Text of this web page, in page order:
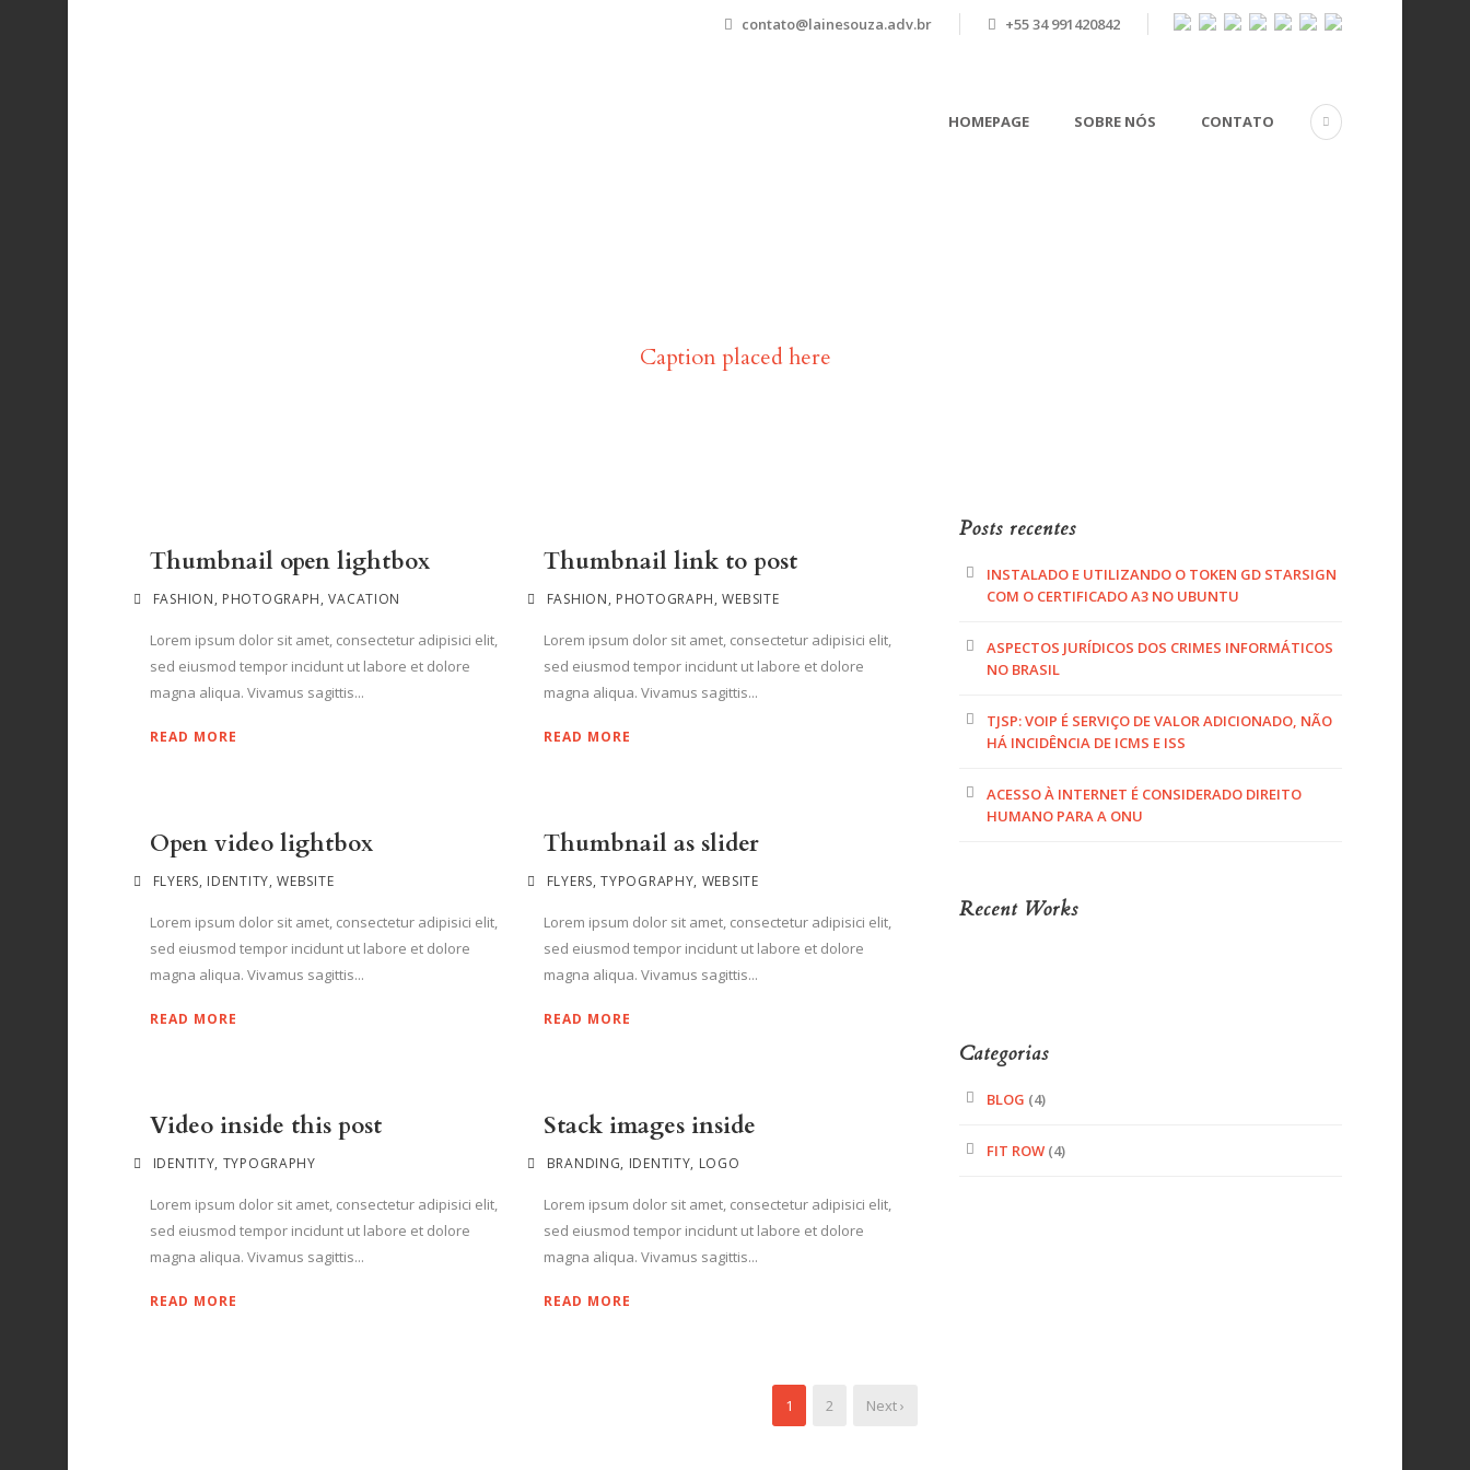
contato@lainesouza.adv.br +55 34 991420842
HOMEPAGE SOBRE NÓS CONTATO
Caption placed here
Thumbnail open lightbox
FASHION, PHOTOGRAPH, VACATION
Lorem ipsum dolor sit amet, consectetur adipisici elit,
sed eiusmod tempor incidunt ut labore et dolore
magna aliqua. Vivamus sagittis...
READ MORE
Thumbnail link to post
FASHION, PHOTOGRAPH, WEBSITE
Lorem ipsum dolor sit amet, consectetur adipisici elit,
sed eiusmod tempor incidunt ut labore et dolore
magna aliqua. Vivamus sagittis...
READ MORE
Open video lightbox
FLYERS, IDENTITY, WEBSITE
Lorem ipsum dolor sit amet, consectetur adipisici elit,
sed eiusmod tempor incidunt ut labore et dolore
magna aliqua. Vivamus sagittis...
READ MORE
Thumbnail as slider
FLYERS, TYPOGRAPHY, WEBSITE
Lorem ipsum dolor sit amet, consectetur adipisici elit,
sed eiusmod tempor incidunt ut labore et dolore
magna aliqua. Vivamus sagittis...
READ MORE
Video inside this post
IDENTITY, TYPOGRAPHY
Lorem ipsum dolor sit amet, consectetur adipisici elit,
sed eiusmod tempor incidunt ut labore et dolore
magna aliqua. Vivamus sagittis...
READ MORE
Stack images inside
BRANDING, IDENTITY, LOGO
Lorem ipsum dolor sit amet, consectetur adipisici elit,
sed eiusmod tempor incidunt ut labore et dolore
magna aliqua. Vivamus sagittis...
READ MORE
1 2 Next ›
Posts recentes
INSTALADO E UTILIZANDO O TOKEN GD STARSIGN
COM O CERTIFICADO A3 NO UBUNTU
ASPECTOS JURÍDICOS DOS CRIMES INFORMÁTICOS
NO BRASIL
TJSP: VOIP É SERVIÇO DE VALOR ADICIONADO, NÃO
HÁ INCIDÊNCIA DE ICMS E ISS
ACESSO À INTERNET É CONSIDERADO DIREITO
HUMANO PARA A ONU
Recent Works
Categorias
BLOG (4)
FIT ROW (4)